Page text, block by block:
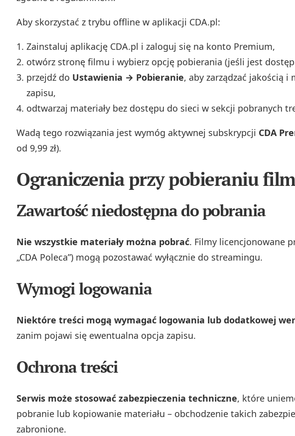
Aby skorzystać z trybu offline w aplikacji CDA.pl:
Zainstaluj aplikację CDA.pl i zaloguj się na konto Premium,
otwórz stronę filmu i wybierz opcję pobierania (jeśli jest
przejdź do Ustawienia → Pobieranie, aby zarządzać jakością i
zapisu,
odtwarzaj materiały bez dostępu do sieci w sekcji pobranych
Wadą tego rozwiązania jest wymóg aktywnej subskrypcji CDA
od 9,99 zł).
Ograniczenia przy pobieraniu
Zawartość niedostępna do pobrania
Nie wszystkie materiały można pobrać. Filmy licencjonowane
„CDA Poleca”) mogą pozostawać wyłącznie do streamingu.
Wymogi logowania
Niektóre treści mogą wymagać logowania lub dodatkowej
zanim pojawi się ewentualna opcja zapisu.
Ochrona treści
Serwis może stosować zabezpieczenia techniczne, które
pobranie lub kopiowanie materiału – obchodzenie takich
zabronione.